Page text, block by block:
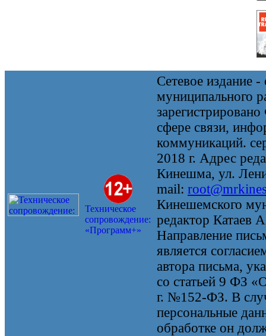
Техническое
сопровождение:
«Программ+»
Сетевое издание
муниципального
сфере связи,
коммуникаций.
2018 г. Адрес
Кинешма, ул.
mail:
Кинешемского
редактор Катаев
Направление
является
автора письма,
со статьей 9 ФЗ
г. №152-ФЗ. В
персональные
обработке он